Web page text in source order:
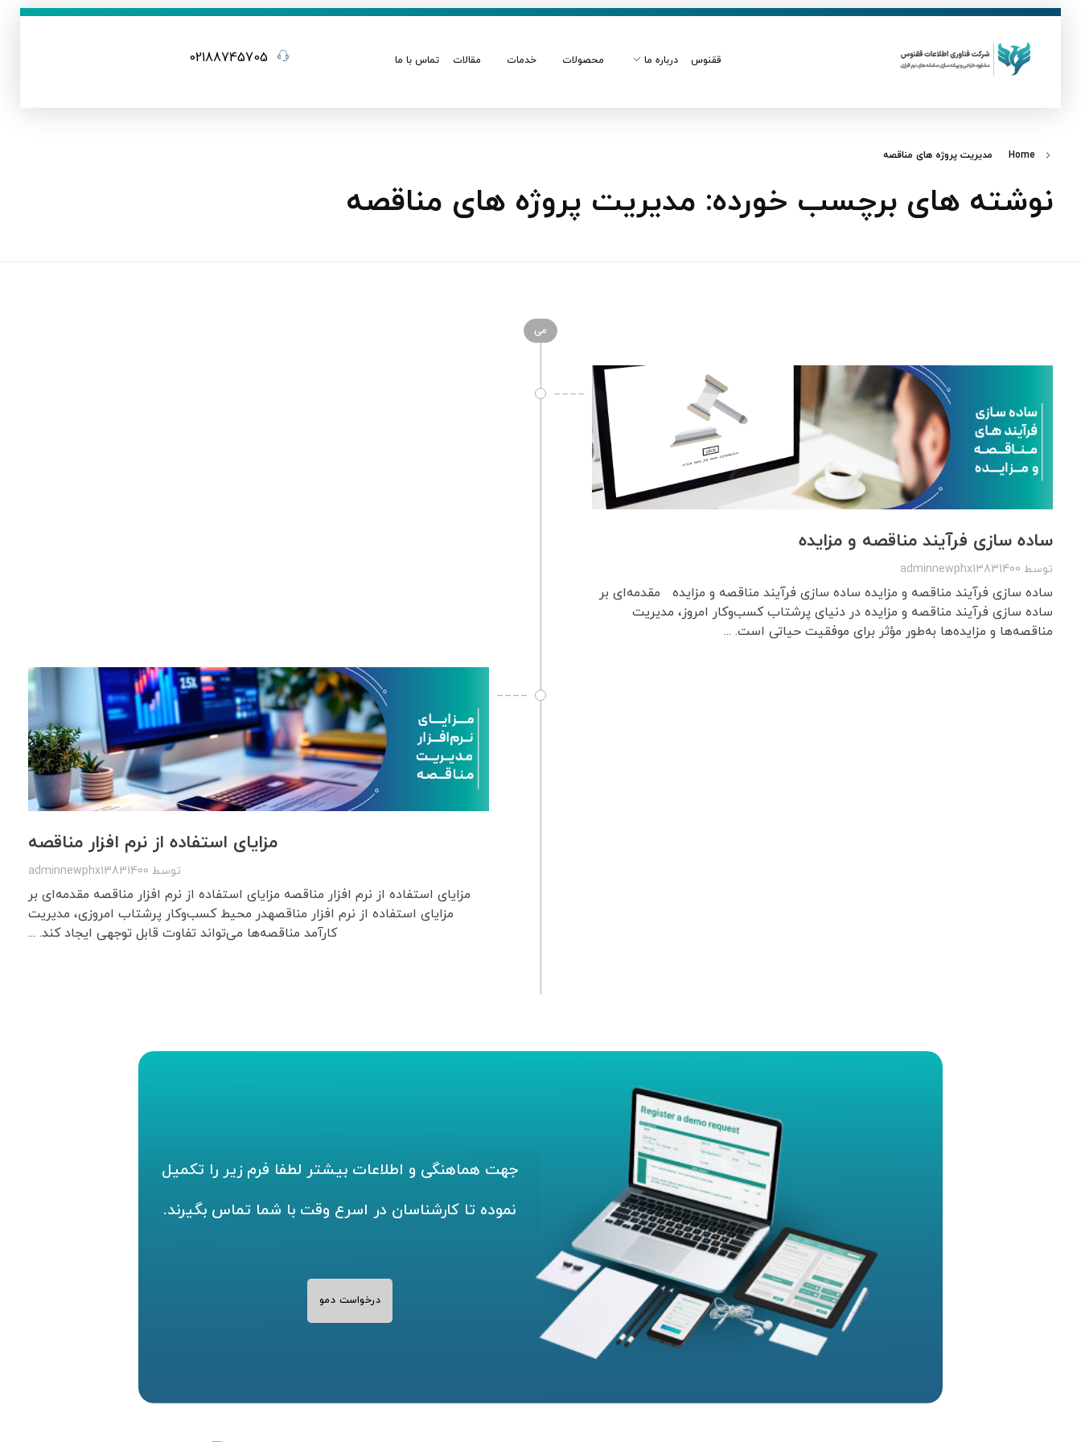
ققنوس درباره ما محصولات خدمات مقالات تماس با ما 02188745705
Home مدیریت پروژه‌ های مناقصه
نوشته های برچسب خورده: مدیریت پروژه‌ های مناقصه
می
ساده‌ سازی فرآیند مناقصه و مزایده
توسط adminnewphx13831400
ساده‌ سازی فرآیند مناقصه و مزایده ساده‌ سازی فرآیند مناقصه و مزایده مقدمه‌ای بر
ساده‌ سازی فرآیند مناقصه و مزایده در دنیای پرشتاب کسب‌وکار امروز، مدیریت
مناقصه‌ها و مزایده‌ها به‌طور مؤثر برای موفقیت حیاتی است. ...
مزایای استفاده از نرم‌ افزار مناقصه
توسط adminnewphx13831400
مزایای استفاده از نرم‌ افزار مناقصه مزایای استفاده از نرم‌ افزار مناقصه مقدمه‌ای بر
مزایای استفاده از نرم‌ افزار مناقصهدر محیط کسب‌وکار پرشتاب امروزی، مدیریت
کارآمد مناقصه‌ها می‌تواند تفاوت قابل توجهی ایجاد کند. ...
جهت هماهنگی و اطلاعات بیشتر لطفا فرم زیر را تکمیل
نموده تا کارشناسان در اسرع وقت با شما تماس بگیرند.
درخواست دمو